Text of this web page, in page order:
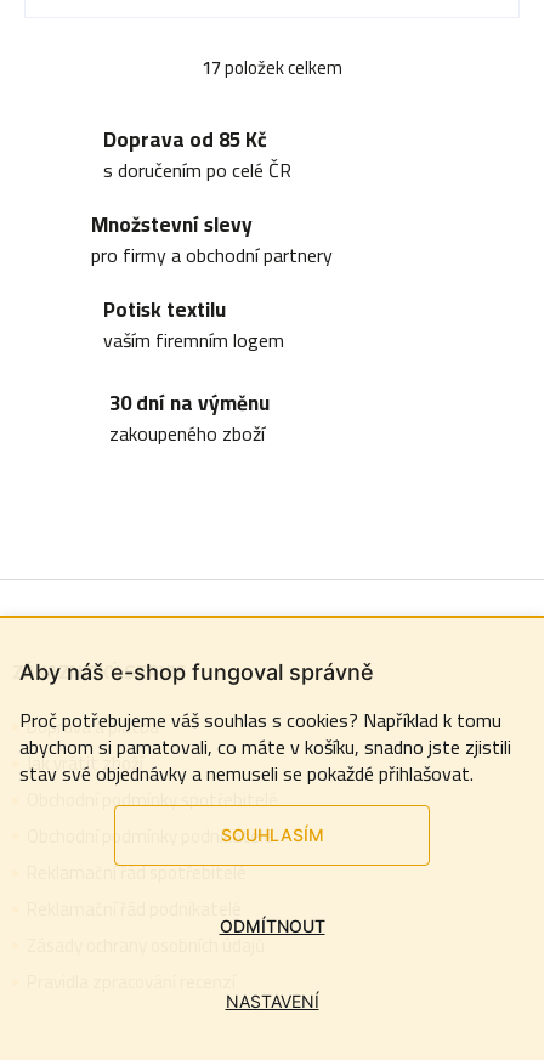
Aby náš e-shop fungoval správně
Proč potřebujeme váš souhlas s cookies? Například k tomu
abychom si pamatovali, co máte v košíku, snadno jste zjistili
stav své objednávky a nemuseli se pokaždé přihlašovat.
SOUHLASÍM
NASTAVENÍ
ODMÍTNOUT
O
l
d
c
v
p
i
s
u
17položek celkem
Doprava od 85 Kč
s doručením po celé ČR
Množstevní slevy
pro firmy a obchodní partnery
Potisk textilu
vaším firemním logem
30 dní na výměnu
zakoupeného zboží
Z
p
ZÁKAZNICKÝ SERVIS
Doprava a platba
Jak vrátit zboží
Obchodní podmínky spotřebitelé
Obchodní podmínky podnikatelé
Reklamační řád spotřebitelé
Zásady ochrany osobních údajů